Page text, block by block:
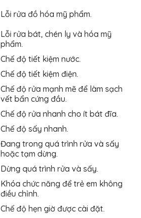
Lỗi rửa đồ hóa mỹ phẩm.
Lỗi rửa bát, chén ly và hóa mỹ
phẩm.
Chế độ tiết kiệm nước.
Chế độ tiết kiệm điện.
Chế độ rửa mạnh mẽ để làm sạch
vết bẩn cứng đầu.
Chế độ rửa nhanh cho ít bát đĩa.
Chế độ sấy nhanh.
Đang trong quá trình rửa và sấy
hoặc tạm dừng.
Dừng quá trình rửa và sấy.
Khóa chức năng để trẻ em không
điều chỉnh.
Chế độ hẹn giờ được cài đặt.